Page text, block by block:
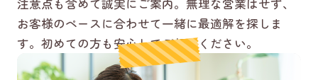
お客様のペースに合わせて一緒に最適解を探しま
す。初めての方も安心してご相談ください。